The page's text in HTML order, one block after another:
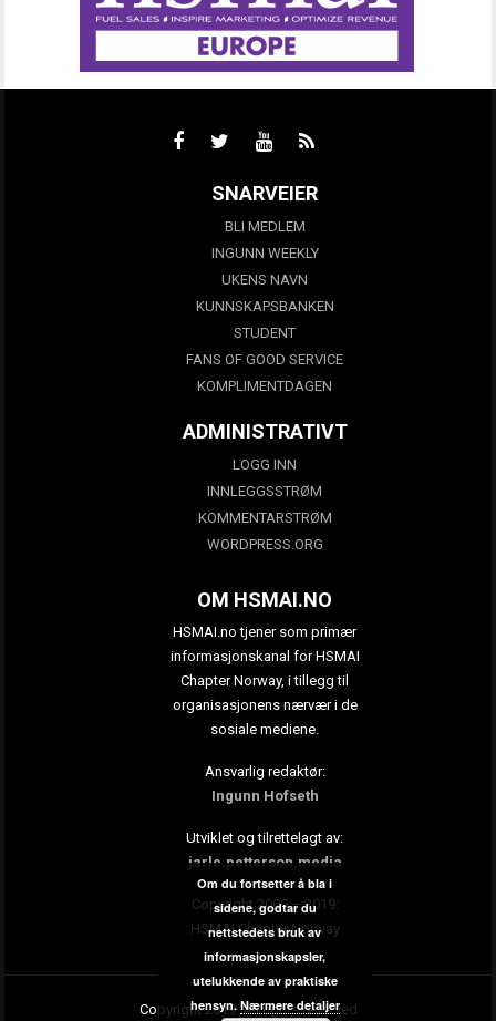
SNARVEIER
BLI MEDLEM
INGUNN WEEKLY
UKENS NAVN
KUNNSKAPSBANKEN
STUDENT
FANS OF GOOD SERVICE
KOMPLIMENTDAGEN
ADMINISTRATIVT
LOGG INN
INNLEGGSSTRØM
KOMMENTARSTRØM
WORDPRESS.ORG
OM HSMAI.NO
HSMAI.no tjener som primær
informasjonskanal for HSMAI
Chapter Norway, i tillegg til
organisasjonens nærvær i de
sosiale mediene.
Ansvarlig redaktør:
Ingunn Hofseth
Utviklet og tilrettelagt av:
jarle.petterson.media
Copyright 2009 – 2019:
HSMAI Chapter Norway
Copyright 2019. All rights reserved
Om du fortsetter å bla i
sidene, godtar du
nettstedets bruk av
informasjonskapsler,
utelukkende av praktiske
hensyn. Nærmere detaljer